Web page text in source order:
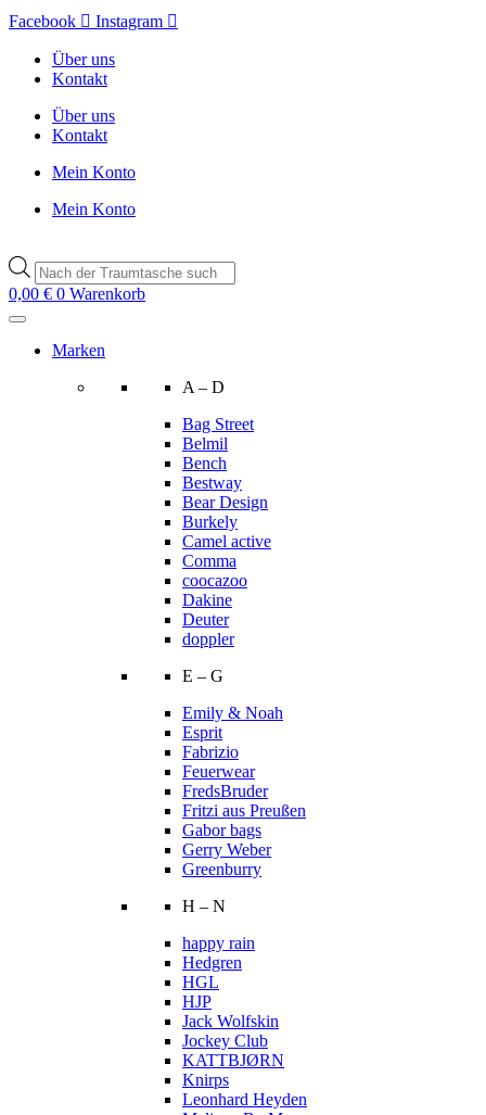
Zum
wechseln
Facebook Instagram
Über uns
Kontakt
Über uns
Kontakt
Mein Konto
Mein Konto
Products
search
0,00 € 0 Warenkorb
Marken
A – D
Bag Street
Belmil
Bench
Bestway
Bear Design
Burkely
Camel active
Comma
coocazoo
Dakine
Deuter
doppler
E – G
Emily & Noah
Esprit
Fabrizio
Feuerwear
FredsBruder
Fritzi aus Preußen
Gabor bags
Gerry Weber
Greenburry
H – N
happy rain
Hedgren
HGL
HJP
Jack Wolfskin
Jockey Club
KATTBJØRN
Knirps
Leonhard Heyden